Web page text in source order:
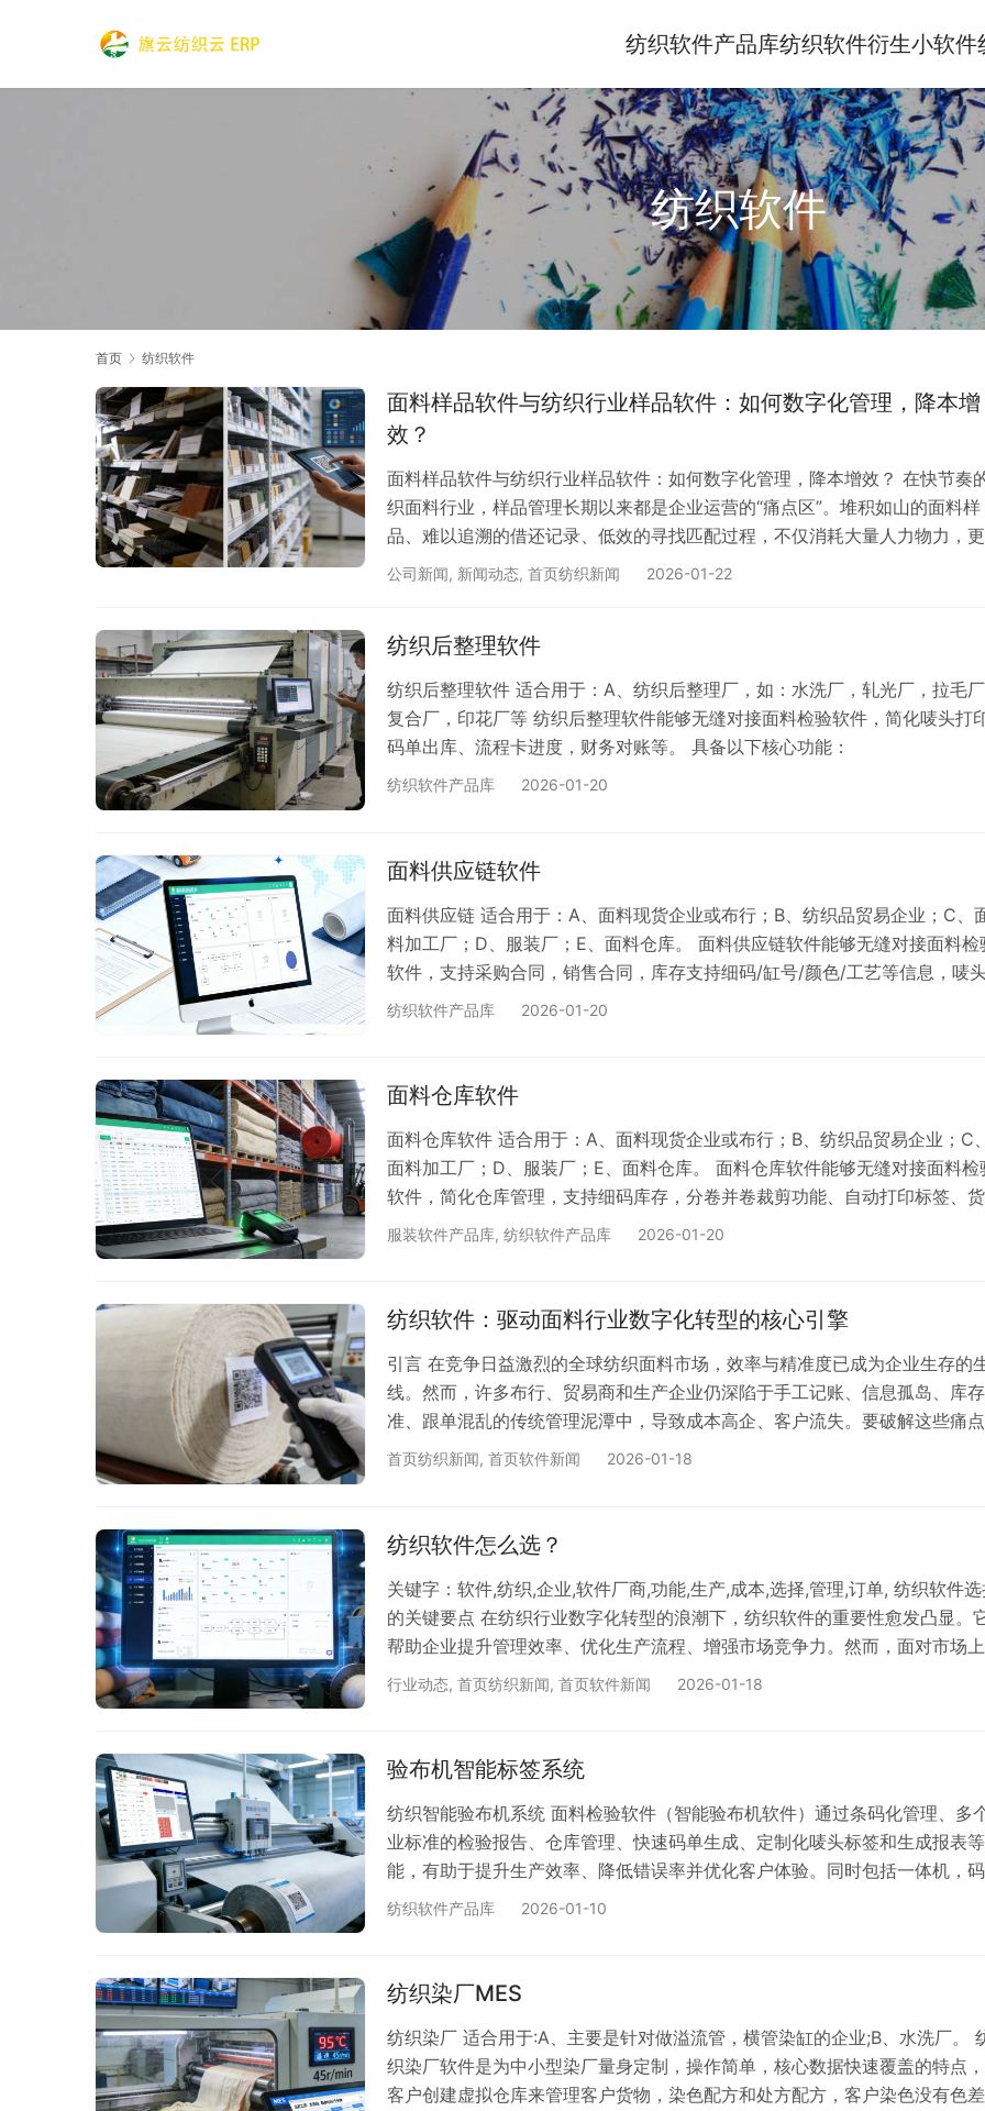
纺织软件产品库纺织软件衍生小软件
纺织软件
首页 纺织软件
面料样品软件与纺织行业样品软件：如何数字化管理，降本增
效？
面料样品软件与纺织行业样品软件：如何数字化管理，降本增效？ 在快节奏
织面料行业，样品管理长期以来都是企业运营的“痛点区”。堆积如山的面料样
品、难以追溯的借还记录、低效的寻找匹配过程，不仅消耗大量人力物力，更
能因此错失订单良机。如今，专业的面料样品软件（或称纺织样品软件）已成
型方案。 一、 传统样品管理之痛：为什么你需要一款专业软件？ 在引入专业
统之…
公司新闻, 新闻动态, 首页纺织新闻 2026-01-22
纺织后整理软件
纺织后整理软件 适合用于：A、纺织后整理厂，如：水洗厂，轧光厂，拉毛厂
复合厂，印花厂等 纺织后整理软件能够无缝对接面料检验软件，简化唛头打
码单出库、流程卡进度，财务对账等。 具备以下核心功能：
纺织软件产品库 2026-01-20
面料供应链软件
面料供应链 适合用于：A、面料现货企业或布行；B、纺织品贸易企业；C、
料加工厂；D、服装厂；E、面料仓库。 面料供应链软件能够无缝对接面料检
软件，支持采购合同，销售合同，库存支持细码/缸号/颜色/工艺等信息，唛
卷并卷裁剪功能、自动打印标签、货物定位、业务员锁定、定制化发货流程，
纺织软件产品库 2026-01-20
面料仓库软件
面料仓库软件 适合用于：A、面料现货企业或布行；B、纺织品贸易企业；C、
面料加工厂；D、服装厂；E、面料仓库。 面料仓库软件能够无缝对接面料检
软件，简化仓库管理，支持细码库存，分卷并卷裁剪功能、自动打印标签、货
定位、业务员锁定、定制化发货流程，并提供丰富的报表分析功能。 具备以下
服装软件产品库, 纺织软件产品库 2026-01-20
纺织软件：驱动面料行业数字化转型的核心引擎
引言 在竞争日益激烈的全球纺织面料市场，效率与精准度已成为企业生存的
线。然而，许多布行、贸易商和生产企业仍深陷于手工记账、信息孤岛、库
准、跟单混乱的传统管理泥潭中，导致成本高企、客户流失。要破解这些痛点
专业的纺织软件已成为不可或缺的数字化解决方案。本文将深入剖析现代纺织
了？ 纺织行业产业链长、环节多、变化快，传统依赖Excel和人工的方式已显
首页纺织新闻, 首页软件新闻 2026-01-18
纺织软件怎么选？
关键字：软件,纺织,企业,软件厂商,功能,生产,成本,选择,管理,订单, 纺织软件选
的关键要点 在纺织行业数字化转型的浪潮下，纺织软件的重要性愈发凸显。
帮助企业提升管理效率、优化生产流程、增强市场竞争力。然而，面对市场上
琅满目的纺织软件，该如何做出正确的选择呢？下面为大家详细介绍选择纺织
重生产管理功能，如生产排程、质量管理、设备管理等。像某中型纺…
行业动态, 首页纺织新闻, 首页软件新闻 2026-01-18
验布机智能标签系统
纺织智能验布机系统 面料检验软件（智能验布机软件）通过条码化管理、多
业标准的检验报告、仓库管理、快速码单生成、定制化唛头标签和生成报表
能，有助于提升生产效率、降低错误率并优化客户体验。同时包括一体机，码
表，电子秤，打印机和支架等硬件设施，支持接入市面上所有的验布机及电子
纺织软件产品库 2026-01-10
纺织染厂MES
纺织染厂 适合用于:A、主要是针对做溢流管，横管染缸的企业;B、水洗厂。
织染厂软件是为中小型染厂量身定制，操作简单，核心数据快速覆盖的特点
客户创建虚拟仓库来管理客户货物，染色配方和处方配方，客户染色没有色差